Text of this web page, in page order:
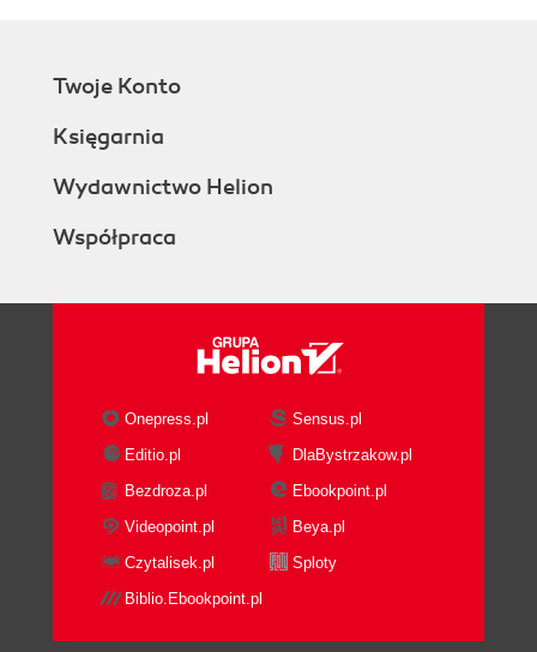
Twoje Konto
Księgarnia
Wydawnictwo Helion
Współpraca
Onepress.pl
Sensus.pl
Editio.pl
DlaBystrzakow.pl
Bezdroza.pl
Ebookpoint.pl
Videopoint.pl
Beya.pl
Czytalisek.pl
Sploty
Biblio.Ebookpoint.pl